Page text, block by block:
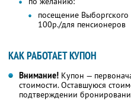
посещение
100р./для пенсионеров
КАК РАБОТАЕТ КУПОН
Внимание! Купон —
стоимости. Оставшуюся
подтверждении